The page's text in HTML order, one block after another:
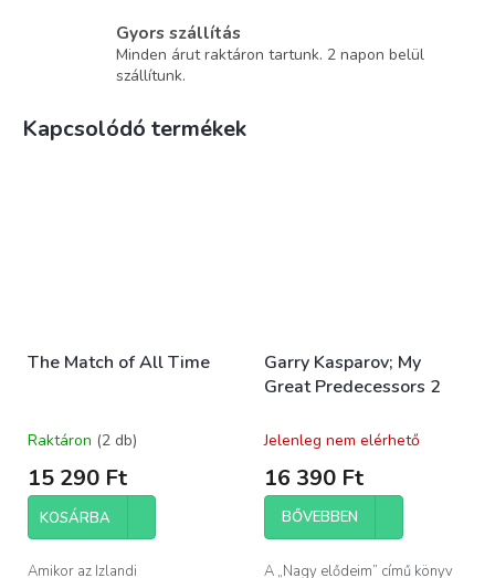
Gyors szállítás
Minden árut raktáron tartunk. 2 napon belül
szállítunk.
Kapcsolódó termékek
The Match of All Time
Raktáron (2 db)
15 290 Ft
KOSÁRBA
Amikor az Izlandi
Garry Kasparov; My
Great Predecessors 2
Jelenleg nem elérhető
16 390 Ft
BŐVEBBEN
A „Nagy elődeim” című könyv